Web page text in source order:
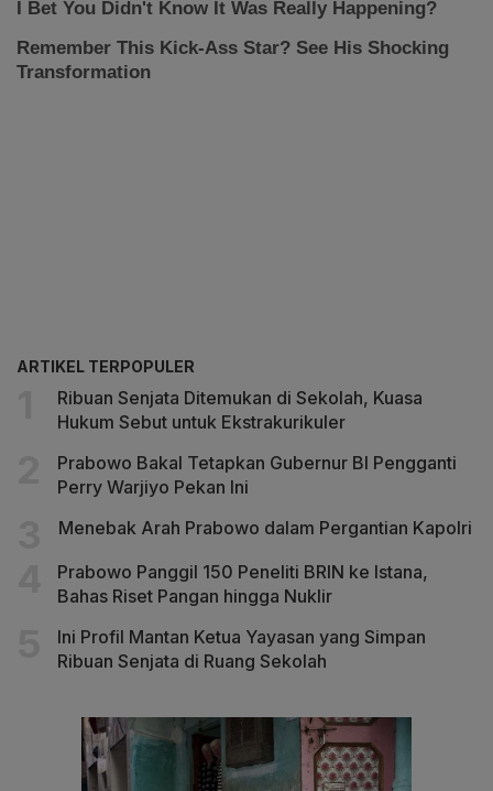
ARTIKEL TERPOPULER
Ribuan Senjata Ditemukan di Sekolah, Kuasa
Hukum Sebut untuk Ekstrakurikuler
Prabowo Bakal Tetapkan Gubernur BI Pengganti
Perry Warjiyo Pekan Ini
Menebak Arah Prabowo dalam Pergantian Kapolri
Prabowo Panggil 150 Peneliti BRIN ke Istana,
Bahas Riset Pangan hingga Nuklir
Ini Profil Mantan Ketua Yayasan yang Simpan
Ribuan Senjata di Ruang Sekolah